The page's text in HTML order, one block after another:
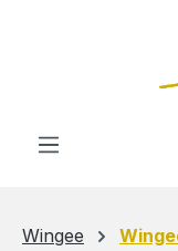
Zum Hauptinhalt
Wingee